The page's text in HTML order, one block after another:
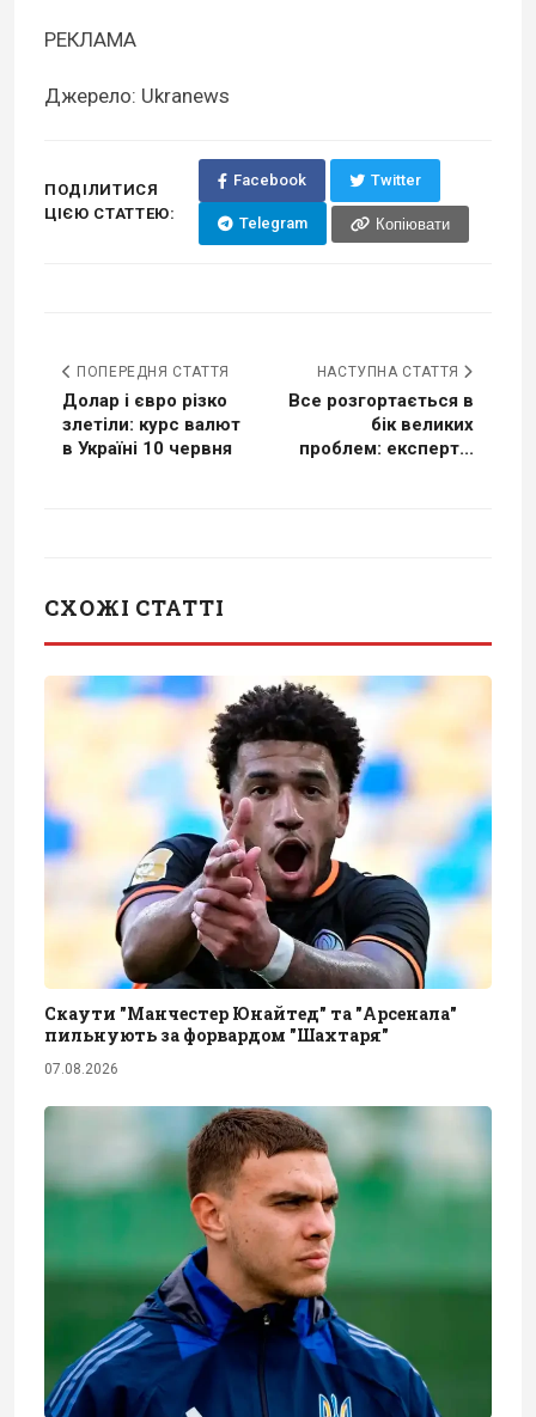
РЕКЛАМА
Джерело: Ukranews
ПОДІЛИТИСЯ
ЦІЄЮ СТАТТЕЮ:
Facebook Twitter
Telegram Копіювати
ПОПЕРЕДНЯ СТАТТЯ
Долар і євро різко
злетіли: курс валют
в Україні 10 червня
НАСТУПНА СТАТТЯ
Все розгортається в
бік великих
проблем: експерт...
СХОЖІ СТАТТІ
Скаути "Манчестер Юнайтед" та "Арсенала"
пильнують за форвардом "Шахтаря"
07.08.2026